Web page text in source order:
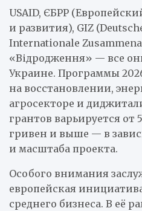
USAID, ЄБРР
и развития), GIZ
Internationale
«Відродження» — все
Украине. Программы
на восстановлении,
агросекторе и
грантов варьируется от
гривен и выше — в
и масштаба проекта.
Особого внимания
европейская
среднего бизнеса. В её